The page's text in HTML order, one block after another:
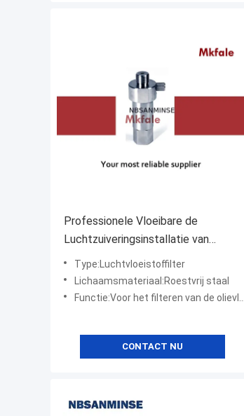
Professionele Vloeibare de
Luchtzuiveringsinstallatie van
SMD701 SS voor Filter de
Olievloeistof met Verbinding
Type:Luchtvloeistoffilter
Lichaamsmateriaal:Roestvrij staal
Functie:Voor het filteren van de olievloeistof
CONTACT NU